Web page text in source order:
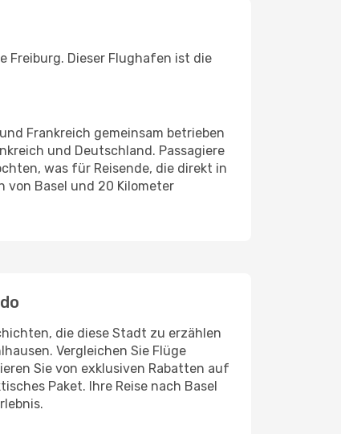
Freiburg. Dieser Flughafen ist die
Frankreich gemeinsam betrieben
und Deutschland. Passagiere
was für Reisende, die direkt in
von Basel und 20 Kilometer
die diese Stadt zu erzählen
Vergleichen Sie Flüge
Sie von exklusiven Rabatten auf
Paket. Ihre Reise nach Basel